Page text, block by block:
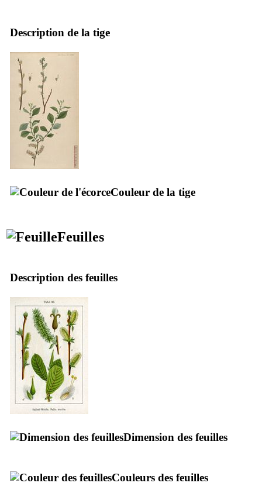
Description de la tige
Couleur de la tige
Feuilles
Description des feuilles
Dimension des feuilles
Couleurs des feuilles